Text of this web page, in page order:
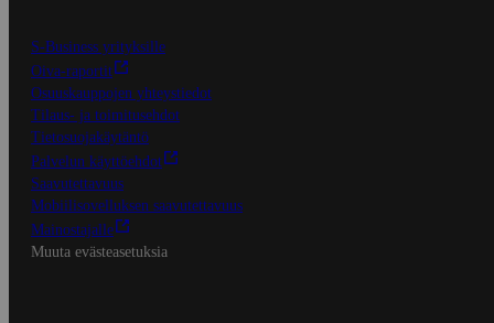
S-Business yrityksille
Oiva-raportit
Osuuskauppojen yhteystiedot
Tilaus- ja toimitusehdot
Tietosuojakäytäntö
Palvelun käyttöehdot
Saavutettavuus
Mobiilisovelluksen saavutettavuus
Mainostajalle
Muuta evästeasetuksia